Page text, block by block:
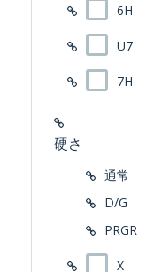
6H
U7
7H
硬さ
通常
D/G
PRGR
X